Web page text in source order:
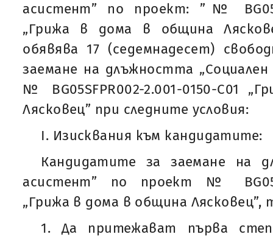
асистент” по проект: ”№
„Грижа в дома в община
обявява 17 (седемнадесет)
заемане на длъжността
№ BG05SFPR002-2.001-0150-С01
Лясковец” при следните условия:
I. Изисквания към кандидатите:
Кандидатите за заемане на
асистент” по проект №
„Грижа в дома в община Лясковец”,
1. Да притежават първа